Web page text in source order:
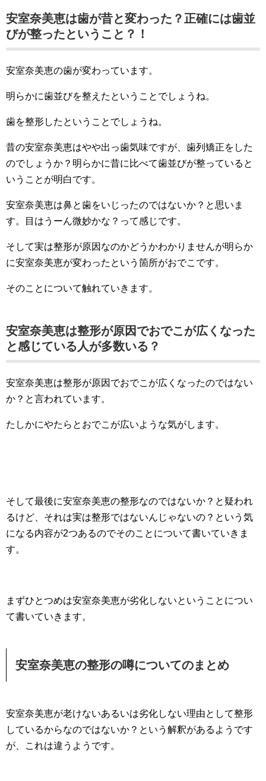
安室奈美恵は歯が昔と変わった？正確には歯並
びが整ったということ？！
安室奈美恵の歯が変わっています。
明らかに歯並びを整えたということでしょうね。
歯を整形したということでしょうね。
昔の安室奈美恵はやや出っ歯気味ですが、歯列矯正をした
のでしょうか？明らかに昔に比べて歯並びが整っていると
いうことが明白です。
安室奈美恵は鼻と歯をいじったのではないか？と思いま
す。目はうーん微妙かな？って感じです。
そして実は整形が原因なのかどうかわかりませんが明らか
に安室奈美恵が変わったという箇所がおでこです。
そのことについて触れていきます。
安室奈美恵は整形が原因でおでこが広くなった
と感じている人が多数いる？
安室奈美恵は整形が原因でおでこが広くなったのではない
か？と言われています。
たしかにやたらとおでこが広いような気がします。
そして最後に安室奈美恵の整形なのではないか？と疑われ
るけど、それは実は整形ではないんじゃないの？という気
になる内容が2つあるのでそのことについて書いていきま
す。
まずひとつめは安室奈美恵が劣化しないということについ
て書いていきます。
安室奈美恵の整形の噂についてのまとめ
安室奈美恵が老けないあるいは劣化しない理由として整形
しているからなのではないか？という解釈があるようです
が、これは違うようです。